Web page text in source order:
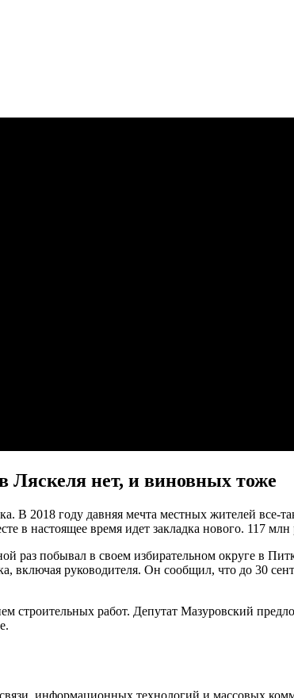
нет, и виновных тоже
В 2018 году давняя мечта местных жителей
в настоящее время идет закладка нового. 117
раз побывал в своем избирательном округе в
руководителя. Он сообщил, что до 30
строительных работ. Депутат Мазуровский
информационных технологий и массовых